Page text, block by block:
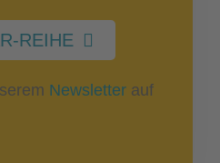
REIHE
Newsletter auf